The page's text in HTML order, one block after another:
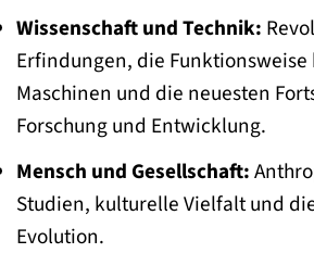
Wissenschaft und Technik:
Erfindungen, die
Maschinen und die neuesten
Forschung und Entwicklung.
Mensch und Gesellschaft:
Studien, kulturelle Vielfalt und
Evolution.